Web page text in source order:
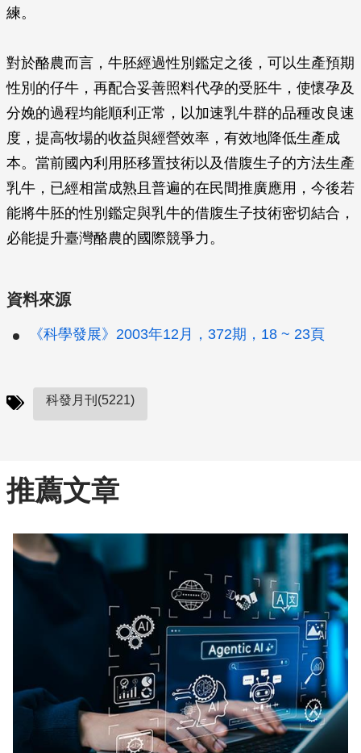
練。
對於酪農而言，牛胚經過性別鑑定之後，可以生產預期
性別的仔牛，再配合妥善照料代孕的受胚牛，使懷孕及
分娩的過程均能順利正常，以加速乳牛群的品種改良速
度，提高牧場的收益與經營效率，有效地降低生產成
本。當前國內利用胚移置技術以及借腹生子的方法生產
乳牛，已經相當成熟且普遍的在民間推廣應用，今後若
能將牛胚的性別鑑定與乳牛的借腹生子技術密切結合，
必能提升臺灣酪農的國際競爭力。
資料來源
《科學發展》2003年12月，372期，18 ~ 23頁
科發月刊(5221)
推薦文章